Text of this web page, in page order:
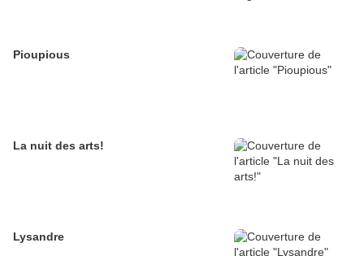
Pioupious
La nuit des arts!
Lysandre